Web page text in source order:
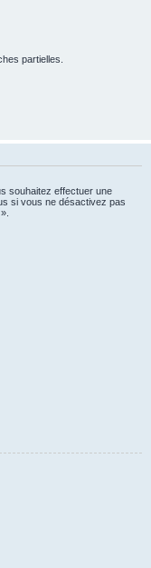
partielles.
souhaitez effectuer une
si vous ne désactivez pas